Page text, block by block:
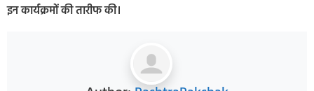
इन कार्यक्रमों की तारीफ की।